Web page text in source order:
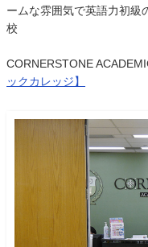
ームな雰囲気で英語力初級
校
CORNERSTONE
ックカレッジ】